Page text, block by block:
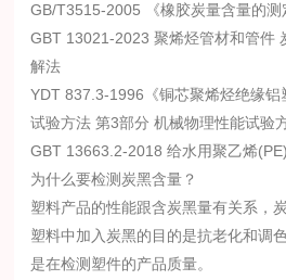
GB/T3515-2005 《橡胶炭量含量的测
GBT 13021-2023 聚烯烃管材和管件
解法
YDT 837.3-1996《铜芯聚烯烃绝缘
试验方法 第3部分 机械物理性能试验
GBT 13663.2-2018 给水用聚乙烯
为什么要检测炭黑含量？
塑料产品的性能跟含炭黑量有关系，
塑料中加入炭黑的目的是抗老化和调
是在检测塑件的产品质量。